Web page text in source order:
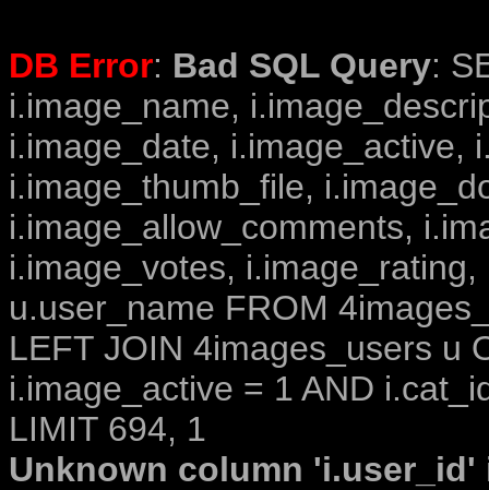
DB Error: Bad SQL Query:
i.image_name,
i.image_date, i.image_active,
i.image_thumb_file,
i.image_allow_comments,
i.image_votes,
u.user_name FROM
LEFT JOIN 4images_users u
i.image_active = 1 AND
LIMIT 694, 1
Unknown column